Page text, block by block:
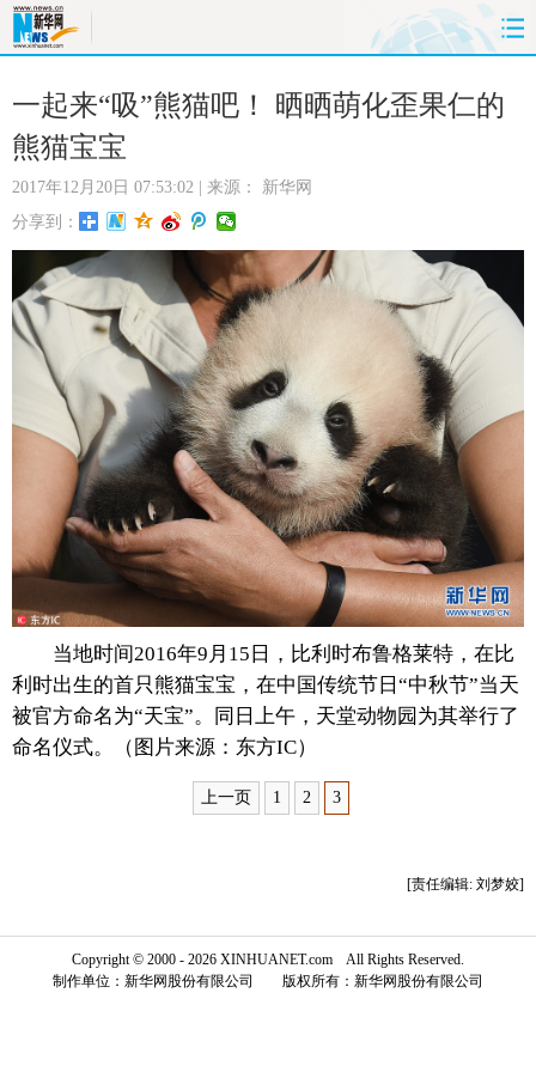
首页 时政 国际 财经
娱乐
时尚 思客
港澳 华人 汽车
能源 公司
图片 视频 彩票 食品
旅游 健康 信息化 数据
金融 公益 军事 无人机
富媒体 摄影 新华广播
一起来“吸”熊猫吧！ 晒晒萌化歪果仁的
熊猫宝宝
2017年12月20日 07:53:02 | 来源： 新华网
分享到：
当地时间2016年9月15日，比利时布鲁格莱特，在比
利时出生的首只熊猫宝宝，在中国传统节日“中秋节”当天
被官方命名为“天宝”。同日上午，天堂动物园为其举行了
命名仪式。（图片来源：东方IC）
上一页 1 2 3
[责任编辑: 刘梦姣]
Copyright © 2000 - 2026 XINHUANET.com All Rights Reserved.
制作单位：新华网股份有限公司 版权所有：新华网股份有限公司